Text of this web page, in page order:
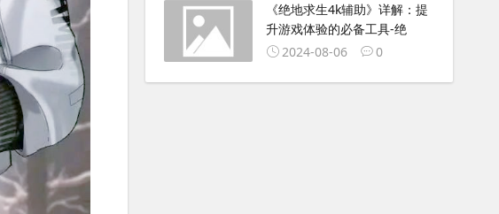
《绝地求生4k辅助》详解：提
升游戏体验的必备工具-绝
2024-08-06
0